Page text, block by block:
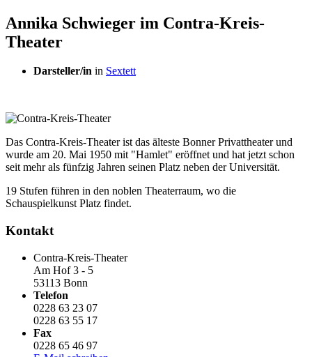
Annika Schwieger im Contra-Kreis-
Theater
Darsteller/in in Sextett
Das Contra-Kreis-Theater ist das älteste Bonner Privattheater und
wurde am 20. Mai 1950 mit "Hamlet" eröffnet und hat jetzt schon
seit mehr als fünfzig Jahren seinen Platz neben der Universität.
19 Stufen führen in den noblen Theaterraum, wo die
Schauspielkunst Platz findet.
Kontakt
Contra-Kreis-Theater
Am Hof 3 - 5
53113 Bonn
Telefon
0228 63 23 07
0228 63 55 17
Fax
0228 65 46 97